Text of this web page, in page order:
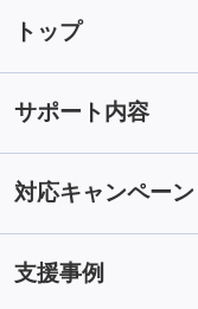
トップ
サポート内容
対応キャンペーン
支援事例